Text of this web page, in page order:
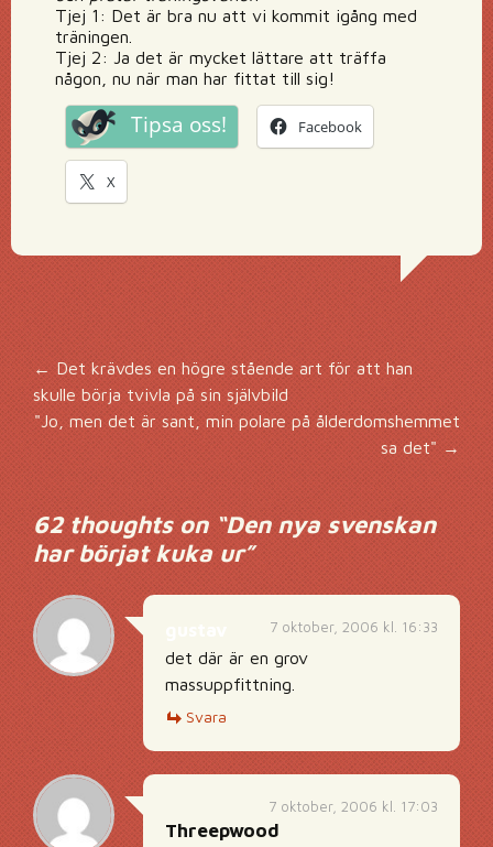
Tjej 1: Det är bra nu att vi kommit igång med
träningen.
Tjej 2: Ja det är mycket lättare att träffa
någon, nu när man har fittat till sig!
Tipsa oss! Facebook
X
Inläggsnavigering
← Det krävdes en högre stående art för att han
skulle börja tvivla på sin självbild
"Jo, men det är sant, min polare på ålderdomshemmet
sa det" →
62 thoughts on “Den nya svenskan
har börjat kuka ur”
7 oktober, 2006 kl. 16:33
det där är en grov
massuppfittning.
Svara
7 oktober, 2006 kl. 17:03
Threepwood